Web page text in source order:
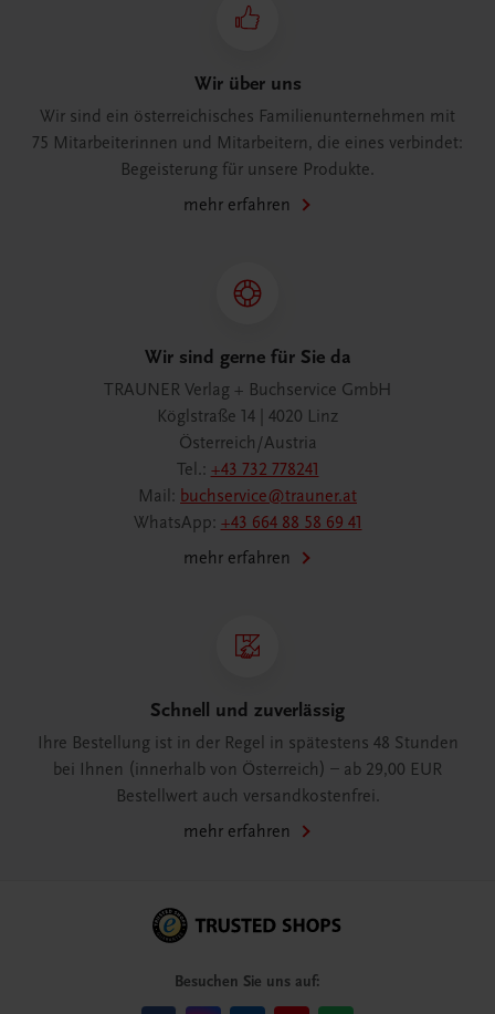
Wir über uns
Wir sind ein österreichisches Familienunternehmen mit
75 Mitarbeiterinnen und Mitarbeitern, die eines verbindet:
Begeisterung für unsere Produkte.
mehr erfahren
Wir sind gerne für Sie da
TRAUNER Verlag + Buchservice GmbH
Köglstraße 14 | 4020 Linz
Österreich/Austria
Tel.: +43 732 778241
Mail: buchservice@trauner.at
WhatsApp: +43 664 88 58 69 41
mehr erfahren
Schnell und zuverlässig
Ihre Bestellung ist in der Regel in spätestens 48 Stunden
bei Ihnen (innerhalb von Österreich) – ab 29,00 EUR
Bestellwert auch versandkostenfrei.
mehr erfahren
Besuchen Sie uns auf: